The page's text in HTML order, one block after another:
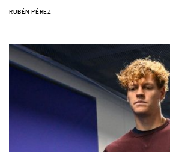
RUBÉN PÉREZ